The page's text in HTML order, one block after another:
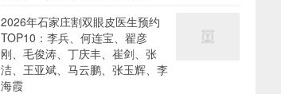
2026年石家庄割双眼皮医生预约
TOP10：李兵、何连宝、翟彦
刚、毛俊涛、丁庆丰、崔剑、张
洁、王亚斌、马云鹏、张玉辉、李
海霞